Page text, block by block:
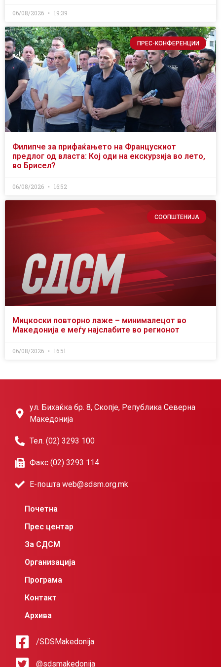
06/08/2026 19:39
ПРЕС-КОНФЕРЕНЦИИ
Филипче за прифаќањето на Францускиот
предлог од власта: Кој оди на екскурзија во лето,
во Брисел?
06/08/2026 16:52
СООПШТЕНИЈА
Мицкоски повторно лаже – минималецот во
Македонија е меѓу најслабите во регионот
06/08/2026 16:51
ул. Бихаќка бр. 8, Скопје, Република Северна
Македонија
Тел. (02) 3293 100
Факс (02) 3293 114
Е-пошта web@sdsm.org.mk
Почетна
Прес центар
За СДСМ
Организација
Програма
Контакт
Архива
/SDSMakedonija
@sdsmakedonija